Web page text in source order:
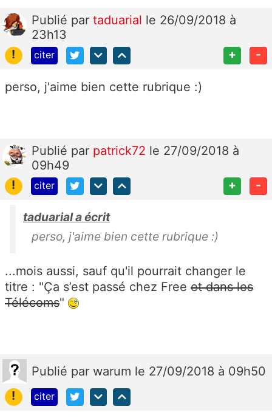
Publié par taduarial le 26/09/2018 à
23h13
!
citer + -
perso, j'aime bien cette rubrique :)
Publié par patrick72 le 27/09/2018 à
09h49
!
citer + -
taduarial a écrit
perso, j'aime bien cette rubrique :)
...mois aussi, sauf qu'il pourrait changer le
titre : "Ça s’est passé chez Free et dans les
Télécoms"
Publié par warum le 27/09/2018 à 09h50
!
citer